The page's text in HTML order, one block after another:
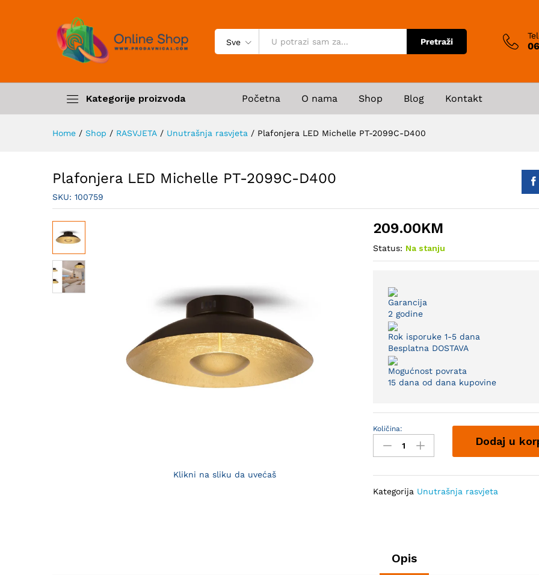
Sve Pretraži
Kategorije proizvoda Početna O nama Shop Blog Kontakt
Home / Shop / RASVJETA / Unutrašnja rasvjeta / Plafonjera LED Michelle PT-2099C-D400
Plafonjera LED Michelle PT-2099C-D400
SKU: 100759
Klikni na sliku da uvećaš
209.00KM
Status: Na stanju
Garancija
2 godine
Rok isporuke 1-5 dana
Besplatna DOSTAVA
Mogućnost povrata
15 dana od dana kupovine
Plafonjera
LED
Michelle
D400
Količina:
Dodaj u
Kategorija Unutrašnja rasvjeta
Opis